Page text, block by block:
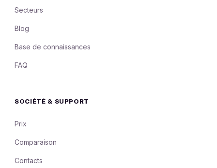
Secteurs
Blog
Base de connaissances
FAQ
SOCIÉTÉ & SUPPORT
Prix
Comparaison
Contacts